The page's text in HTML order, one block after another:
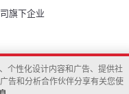
旗下企业
个性化设计内容和广告、提供社
告和分析合作伙伴分享有关您使